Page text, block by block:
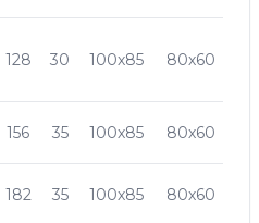
128 30 100х85 80х60
156 35 100х85 80х60
182 35 100х85 80х60